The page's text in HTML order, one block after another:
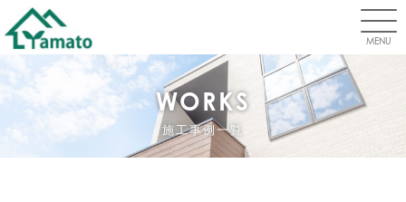
MENU
WORKS
施工事例一覧